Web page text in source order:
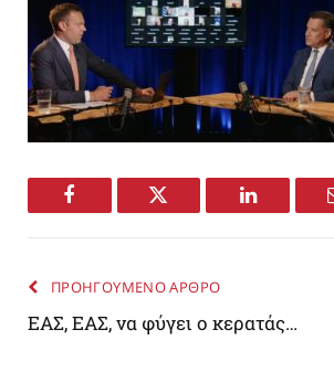
Facebook Twitter LinkedIn
ΠΡΟΗΓΟΥΜΕΝΟ ΑΡΘΡΟ
ΕΑΣ, ΕΑΣ, να φύγει ο κερατάς…